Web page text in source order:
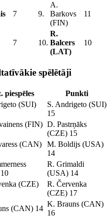
7 9.
A.
Barkovs
(FIN)
11
7 10.
R.
Balcers
(LAT)
10
spēlētāji
piespēles
Punkti
(SUI)
S. Andrigeto (SUI)
15
(FIN) D. Pastrņāks
(CZE) 15
(CAN)
M. Boldijs (USA)
14
R. Grimaldi
(USA) 14
(CZE)
R. Červenka
(CZE) 17
(CAN) 14
K. Brauns (CAN)
16